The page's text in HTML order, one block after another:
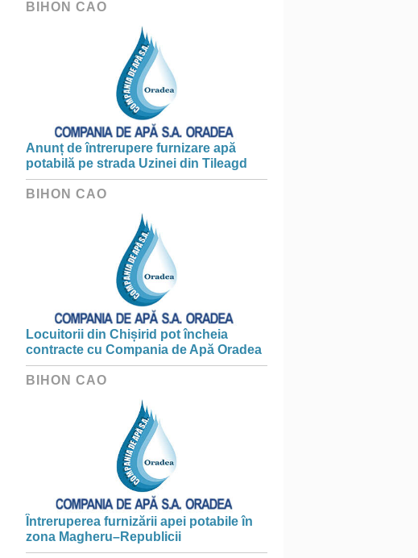
BIHON CAO
Anunț de întrerupere furnizare apă
potabilă pe strada Uzinei din Tileagd
BIHON CAO
Locuitorii din Chișirid pot încheia
contracte cu Compania de Apă Oradea
BIHON CAO
Întreruperea furnizării apei potabile în
zona Magheru–Republicii